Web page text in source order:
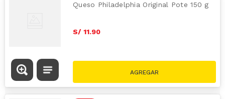
Queso Philadelphia Original Pote 150 g
S/ 11.90